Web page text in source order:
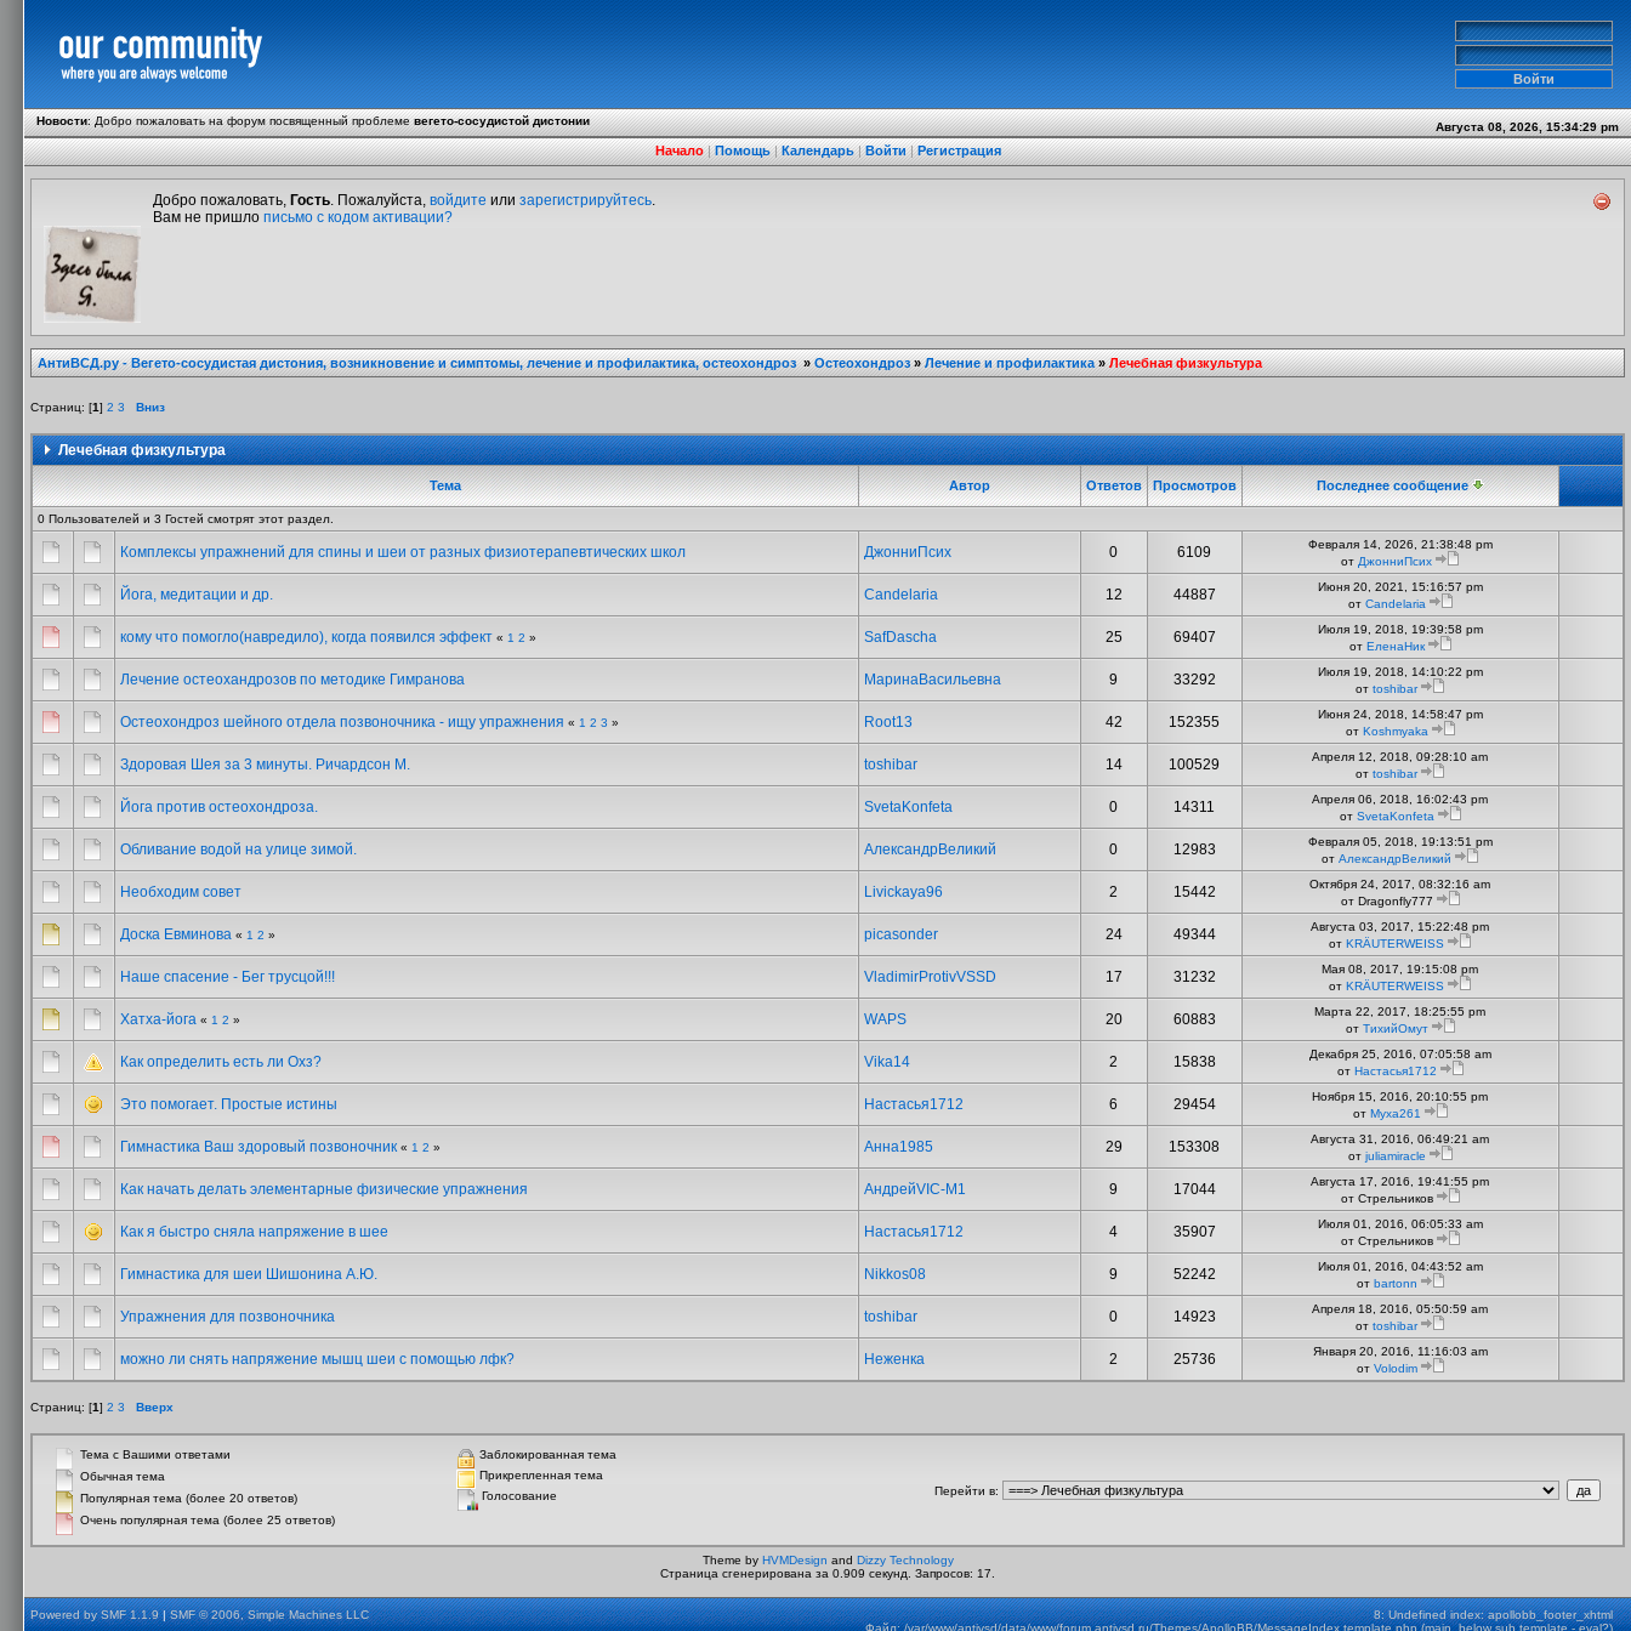
Новости:Добро пожаловать на форум посвященный проблемевегето-сосудистой дистонии Августа 08, 2026, 15:34:29 pm
Начало|Помощь|Календарь|Войти|Регистрация
Добро пожаловать, Гость. Пожалуйста, войдите или зарегистрируйтесь.
Вам не пришло письмо с кодом активации?
АнтиВСД.ру - Вегето-сосудистая дистония, возникновение и симптомы, лечение и профилактика, остеохондроз»Остеохондроз»Лечение и профилактика»Лечебная физкультура
Страниц: [1] 2 3 Вниз
Лечебная физкультура
Тема Автор Ответов Просмотров Последнее сообщение
0 Пользователей и 3 Гостей смотрят этот раздел.
Комплексы упражнений для спины и шеи от разных физиотерапевтических школ ДжонниПсих 0 6109
Февраля 14, 2026, 21:38:48 pm
от ДжонниПсих
Йога, медитации и др. Candelaria 12 44887
Июня 20, 2021, 15:16:57 pm
от Candelaria
кому что помогло(навредило), когда появился эффект « 1 2 » SafDascha 25 69407
Июля 19, 2018, 19:39:58 pm
от ЕленаНик
Лечение остеохандрозов по методике Гимранова МаринаВасильевна 9 33292
Июля 19, 2018, 14:10:22 pm
от toshibar
Остеохондроз шейного отдела позвоночника - ищу упражнения « 1 2 3 » Root13 42 152355
Июня 24, 2018, 14:58:47 pm
от Koshmyaka
Здоровая Шея за 3 минуты. Ричардсон М. toshibar 14 100529
Апреля 12, 2018, 09:28:10 am
от toshibar
Йога против остеохондроза. SvetaKonfeta 0 14311
Апреля 06, 2018, 16:02:43 pm
от SvetaKonfeta
Обливание водой на улице зимой. АлександрВеликий 0 12983
Февраля 05, 2018, 19:13:51 pm
от АлександрВеликий
Необходим совет Livickaya96 2 15442
Октября 24, 2017, 08:32:16 am
от Dragonfly777
Доска Евминова « 1 2 » picasonder 24 49344
Августа 03, 2017, 15:22:48 pm
от KRÄUTERWEISS
Наше спасение - Бег трусцой!!! VladimirProtivVSSD 17 31232
Мая 08, 2017, 19:15:08 pm
от KRÄUTERWEISS
Хатха-йога « 1 2 » WAPS 20 60883
Марта 22, 2017, 18:25:55 pm
от ТихийОмут
Как определить есть ли Охз? Vika14 2 15838
Декабря 25, 2016, 07:05:58 am
от Настасья1712
Это помогает. Простые истины Настасья1712 6 29454
Ноября 15, 2016, 20:10:55 pm
от Myxa261
Гимнастика Ваш здоровый позвоночник « 1 2 » Анна1985 29 153308
Августа 31, 2016, 06:49:21 am
от juliamiracle
Как начать делать элементарные физические упражнения АндрейVIC-M1 9 17044
Августа 17, 2016, 19:41:55 pm
от Стрельников
Как я быстро сняла напряжение в шее Настасья1712 4 35907
Июля 01, 2016, 06:05:33 am
от Стрельников
Гимнастика для шеи Шишонина А.Ю. Nikkos08 9 52242
Июля 01, 2016, 04:43:52 am
от bartonn
Упражнения для позвоночника toshibar 0 14923
Апреля 18, 2016, 05:50:59 am
от toshibar
можно ли снять напряжение мышц шеи с помощью лфк? Неженка 2 25736
Января 20, 2016, 11:16:03 am
от Volodim
Страниц: [1] 2 3 Вверх
Тема с Вашими ответами
Обычная тема
Популярная тема (более 20 ответов)
Очень популярная тема (более 25 ответов)
Заблокированная тема
Прикрепленная тема
Голосование
Перейти в:
Theme by HVMDesign and Dizzy Technology
Страница сгенерирована за 0.909 секунд. Запросов: 17.
Powered by SMF 1.1.9|SMF © 2006, Simple Machines LLC
8: Undefined index: apollobb_footer_xhtml
Файл: /var/www/antivsd/data/www/forum.antivsd.ru/Themes/ApolloBB/MessageIndex.template.php (main_below sub template - eval?)